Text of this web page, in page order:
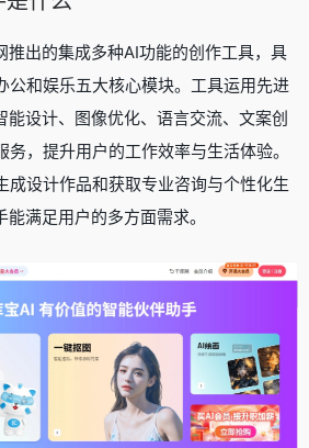
推出的集成多种AI功能的创作工具，具
公和娱乐五大核心模块。工具运用先进
能设计、图像优化、语言交流、文案创
，提升用户的工作效率与生活体验。
成设计作品和获取专业咨询与个性化生
满足用户的多方面需求。